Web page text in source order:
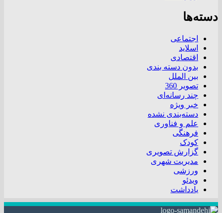
دسته‌ها
اجتماعی
اسلاید
اقتصادی
بدون دسته بندی
بین الملل
تصویر 360
چند رسانه‌ای
خبر ویژه
دسته‌بندی نشده
علم و فناوری
فرهنگی
کودک
گزارش تصویری
مدیریت شهری
ورزشی
ویدئو
یادداشت